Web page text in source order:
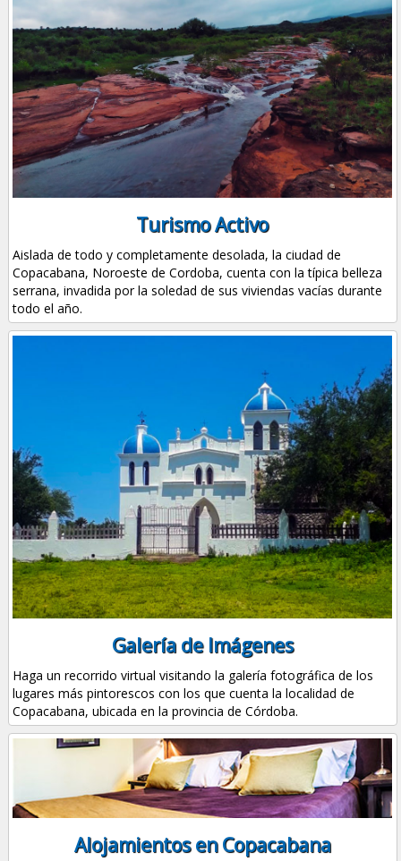
Turismo Activo
Aislada de todo y completamente desolada, la ciudad de
Copacabana, Noroeste de Cordoba, cuenta con la típica belleza
serrana, invadida por la soledad de sus viviendas vacías durante
todo el año.
Galería de Imágenes
Haga un recorrido virtual visitando la galería fotográfica de los
lugares más pintorescos con los que cuenta la localidad de
Copacabana, ubicada en la provincia de Córdoba.
Alojamientos en Copacabana